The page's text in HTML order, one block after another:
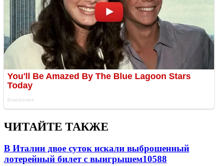
ЧИТАЙТЕ ТАКЖЕ
В Италии двое суток искали выброшенный
лотерейный билет с выигрышем10588